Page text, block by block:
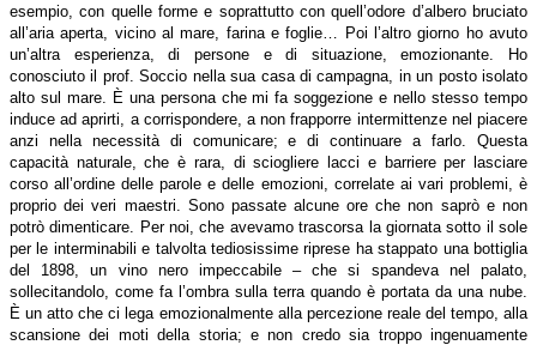
esempio, con quelle forme e soprattutto con quell’odore d’albero bruciato
all’aria aperta, vicino al mare, farina e foglie… Poi l’altro giorno ho avuto
un’altra esperienza, di persone e di situazione, emozionante. Ho
conosciuto il prof. Soccio nella sua casa di campagna, in un posto isolato
alto sul mare. È una persona che mi fa soggezione e nello stesso tempo
induce ad aprirti, a corrispondere, a non frapporre intermittenze nel piacere
anzi nella necessità di comunicare; e di continuare a farlo. Questa
capacità naturale, che è rara, di sciogliere lacci e barriere per lasciare
corso all’ordine delle parole e delle emozioni, correlate ai vari problemi, è
proprio dei veri maestri. Sono passate alcune ore che non saprò e non
potrò dimenticare. Per noi, che avevamo trascorsa la giornata sotto il sole
per le interminabili e talvolta tediosissime riprese ha stappato una bottiglia
del 1898, un vino nero impeccabile – che si spandeva nel palato,
sollecitandolo, come fa l’ombra sulla terra quando è portata da una nube.
È un atto che ci lega emozionalmente alla percezione reale del tempo, alla
scansione dei moti della storia; e non credo sia troppo ingenuamente